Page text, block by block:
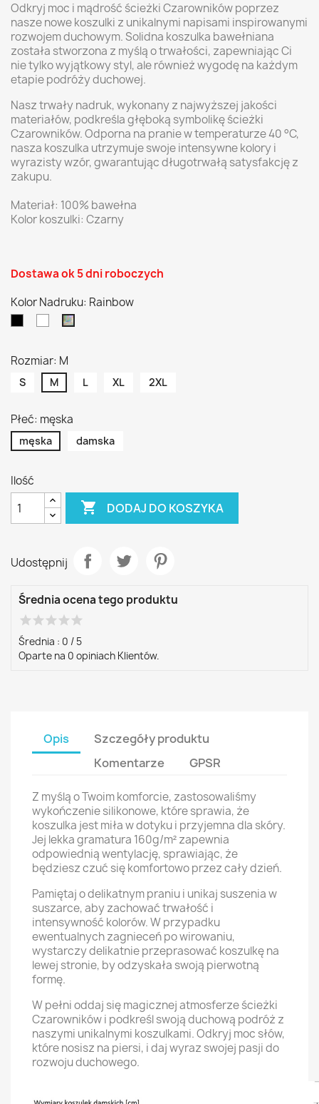
Odkryj moc i mądrość ścieżki Czarowników poprzez
nasze nowe koszulki z unikalnymi napisami inspirowanymi
rozwojem duchowym. Solidna koszulka bawełniana
została stworzona z myślą o trwałości, zapewniając Ci
nie tylko wyjątkowy styl, ale również wygodę na każdym
etapie podróży duchowej.
Nasz trwały nadruk, wykonany z najwyższej jakości
materiałów, podkreśla głęboką symbolikę ścieżki
Czarowników. Odporna na pranie w temperaturze 40 °C,
nasza koszulka utrzymuje swoje intensywne kolory i
wyrazisty wzór, gwarantując długotrwałą satysfakcję z
zakupu.
Materiał: 100% bawełna
Kolor koszulki: Czarny
Dostawa ok 5 dni roboczych
Kolor Nadruku: Rainbow
BiałyRainbow
Rozmiar: M
S M L XL 2XL
Płeć: męska
męska damska
Ilość
 DODAJ DO KOSZYKA
Udostępnij
Średnia ocena tego produktu
star star star star star
Średnia : 0 / 5
Oparte na 0 opiniach Klientów.
Opis
Szczegóły produktu
Komentarze
GPSR
Z myślą o Twoim komforcie, zastosowaliśmy
wykończenie silikonowe, które sprawia, że
koszulka jest miła w dotyku i przyjemna dla skóry.
Jej lekka gramatura 160g/m² zapewnia
odpowiednią wentylację, sprawiając, że
będziesz czuć się komfortowo przez cały dzień.
Pamiętaj o delikatnym praniu i unikaj suszenia w
suszarce, aby zachować trwałość i
intensywność kolorów. W przypadku
ewentualnych zagnieceń po wirowaniu,
wystarczy delikatnie przeprasować koszulkę na
lewej stronie, by odzyskała swoją pierwotną
formę.
W pełni oddaj się magicznej atmosferze ścieżki
Czarowników i podkreśl swoją duchową podróż z
naszymi unikalnymi koszulkami. Odkryj moc słów,
które nosisz na piersi, i daj wyraz swojej pasji do
rozwoju duchowego.